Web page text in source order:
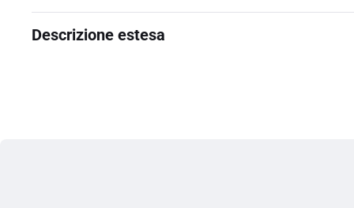
Descrizione estesa